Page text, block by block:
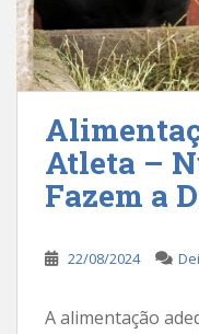
Atleta –
Fazem a
22/08/2024
A alimentação